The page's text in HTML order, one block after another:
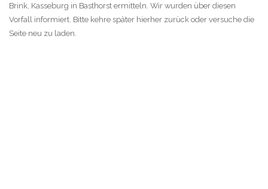
Brink, Kasseburg in Basthorst ermitteln. Wir wurden über diesen
Vorfall informiert. Bitte kehre später hierher zurück oder versuche die
Seite neu zu laden.